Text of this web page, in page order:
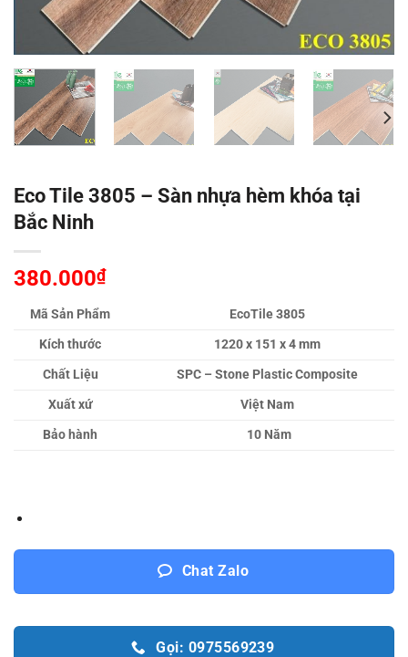
Eco Tile 3805 – Sàn nhựa hèm khóa tại
Bắc Ninh
380.000₫
Mã Sản Phẩm
EcoTile 3805
Kích thước
1220 x 151 x 4 mm
Chất Liệu
SPC – Stone Plastic Composite
Xuất xứ
Việt Nam
Bảo hành
10 Năm
Chat Zalo
Gọi: 0975569239